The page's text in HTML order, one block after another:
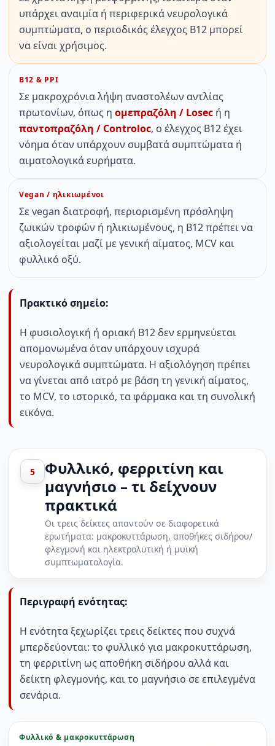
υπάρχει αναιμία ή περιφερικά νευρολογικά
συμπτώματα, ο περιοδικός έλεγχος B12 μπορεί
να είναι χρήσιμος.
B12 & PPI
Σε μακροχρόνια λήψη αναστολέων αντλίας
πρωτονίων, όπως η ομεπραζόλη / Losec ή η
παντοπραζόλη / Controloc, ο έλεγχος B12 έχει
νόημα όταν υπάρχουν συμβατά συμπτώματα ή
αιματολογικά ευρήματα.
Vegan / ηλικιωμένοι
Σε vegan διατροφή, περιορισμένη πρόσληψη
ζωικών τροφών ή ηλικιωμένους, η B12 πρέπει να
αξιολογείται μαζί με γενική αίματος, MCV και
φυλλικό οξύ.
Πρακτικό σημείο:
Η φυσιολογική ή οριακή B12 δεν ερμηνεύεται
απομονωμένα όταν υπάρχουν ισχυρά
νευρολογικά συμπτώματα. Η αξιολόγηση πρέπει
να γίνεται από ιατρό με βάση τη γενική αίματος,
το MCV, το ιστορικό, τα φάρμακα και τη συνολική
εικόνα.
5
Φυλλικό, φερριτίνη και
μαγνήσιο – τι δείχνουν
πρακτικά
Οι τρεις δείκτες απαντούν σε διαφορετικά
ερωτήματα: μακροκυττάρωση, αποθήκες σιδήρου/
φλεγμονή και ηλεκτρολυτική ή μυϊκή
συμπτωματολογία.
Περιγραφή ενότητας:
Η ενότητα ξεχωρίζει τρεις δείκτες που συχνά
μπερδεύονται: το φυλλικό για μακροκυττάρωση,
τη φερριτίνη ως αποθήκη σιδήρου αλλά και
δείκτη φλεγμονής, και το μαγνήσιο σε επιλεγμένα
σενάρια.
Φυλλικό & μακροκυττάρωση